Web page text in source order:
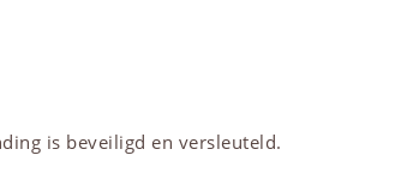
is beveiligd en versleuteld.